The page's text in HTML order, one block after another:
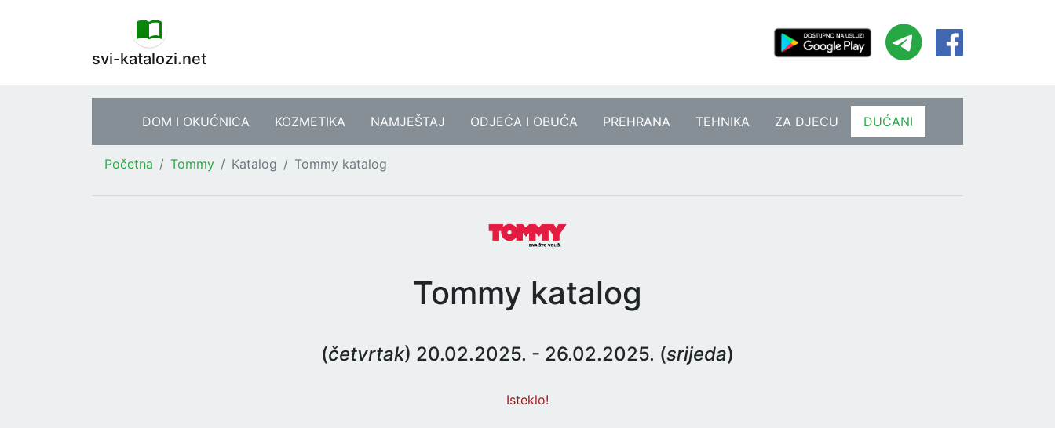
svi-katalozi.net
DOM I OKUĆNICA KOZMETIKA NAMJEŠTAJ ODJEĆA I OBUĆA PREHRANA TEHNIKA ZA DJECU DUĆANI
Početna Tommy Katalog Tommy katalog
Tommy katalog
(četvrtak) 20.02.2025. - 26.02.2025. (srijeda)
Isteklo!